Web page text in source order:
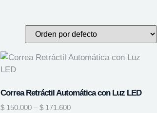
Correa Retráctil Automática con Luz LED
$ 150.000 – $ 171.600